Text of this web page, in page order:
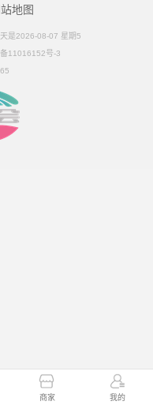
商家 我的
地图
是2026-08-07 星期5
11016152号-3